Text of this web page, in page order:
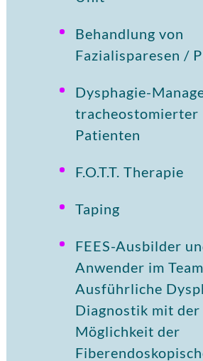
Behandlung von
Fazialisparesen /
Dysphagie-
tracheostomierter
Patienten
F.O.T.T. Therapie
Taping
FEES-Ausbilder
Anwender im
Ausführliche
Diagnostik mit der
Möglichkeit der